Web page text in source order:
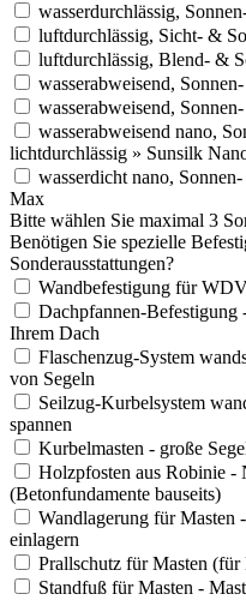
wasserdurchlässig,
luftdurchlässig, Sicht- &
luftdurchlässig, Blend- &
wasserabweisend,
wasserabweisend,
wasserabweisend nano,
lichtdurchlässig » Sunsilk
wasserdicht nano,
Max
Bitte wählen Sie maximal 3
Benötigen Sie spezielle
Sonderausstattungen?
Wandbefestigung für
Dachpfannen-Befestigung
Ihrem Dach
Flaschenzug-System
von Segeln
Seilzug-Kurbelsystem
spannen
Kurbelmasten - große
Holzpfosten aus Robinie -
(Betonfundamente bauseits)
Wandlagerung für Masten
einlagern
Prallschutz für Masten
Standfuß für Masten -